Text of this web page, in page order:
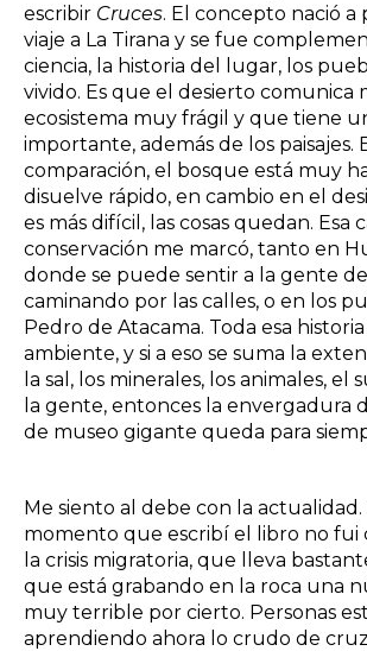
escribir Cruces. El concepto nació a
viaje a La Tirana y se fue
ciencia, la historia del lugar, los
vivido. Es que el desierto comunica
ecosistema muy frágil y que tiene
importante, además de los paisajes.
comparación, el bosque está muy
disuelve rápido, en cambio en el
es más difícil, las cosas quedan. Esa
conservación me marcó, tanto en
donde se puede sentir a la gente
caminando por las calles, o en los
Pedro de Atacama. Toda esa
ambiente, y si a eso se suma la
la sal, los minerales, los animales, el
la gente, entonces la envergadura
de museo gigante queda para
Me siento al debe con la actualidad.
momento que escribí el libro no fui
la crisis migratoria, que lleva
que está grabando en la roca una
muy terrible por cierto. Personas
aprendiendo ahora lo crudo de